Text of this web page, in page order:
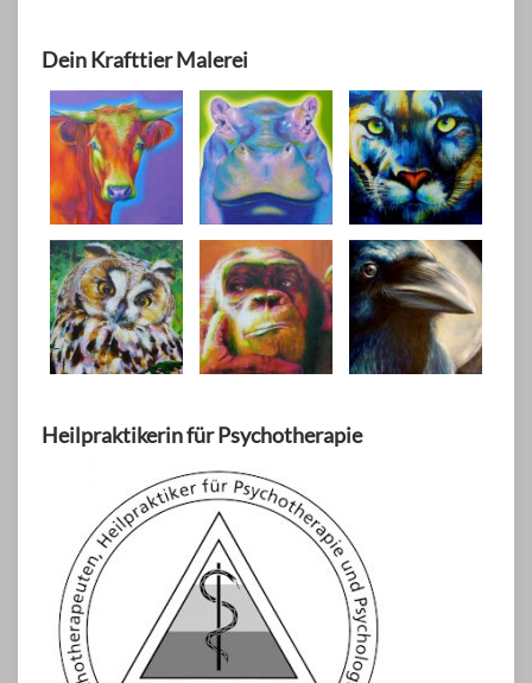
Dein Krafttier Malerei
Heilpraktikerin für Psychotherapie